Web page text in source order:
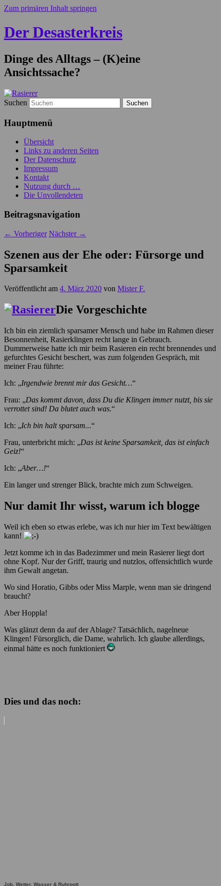
Zum primären Inhalt springen
Der Desasterkreis
Dinge des Alltags – (K)eine
Ansichtssache?
Suchen
Hauptmenü
Übersicht
Links zu anderen Seiten
Der Datenschutz
Impressum
Kontakt
Nutzung durch …
Die Unvollendeten
Beitragsnavigation
← Vorheriger Nächster →
Szenen aus der Ehe oder: Fürsorge und
Sparsamkeit
Veröffentlicht am 4. März 2020 von Mister F.
Die Vorgeschichte
Ich bin ein ziemlich sparsamer Mensch und habe im Rahmen dieser
Besonnenheit, Rasierklingen recht lange in Gebrauch.
Dummerweise hatte ich mir beim Rasieren ein recht brennendes und
gefurchtes Gesicht beschert, was zum folgenden Gespräch, mit
meiner Frau führte:
Ich: „Irgendwie brennt mir das Gesicht…“
Frau: „Das kommt davon, dass Du die Klingen immer nutzt, bis sie
verrottet sind! Da blutet auch was.“
Ich: „Ich bin halt sparsam...“
Frau, unterbricht mich: „Das ist keine Sparsamkeit, das ist einfach
Geiz!“
Ich: „Aber…!“
Ein langer und strenger Blick, brachte mich zum Schweigen.
Nur damit Ihr wisst, warum ich blogge
Weil ich eben so etwas erlebe, was ich nur hier im Text bewältigen
kann!
Jetzt komme ich in das Badezimmer und mein Rasierer liegt dort
ohne Kopf. Nur der Griff, traurig und nutzlos, offensichtlich wurde
ihm Gewalt angetan.
Wo sind Horatio, Gibbs oder Miss Marple, wenn man sie dringend
braucht?
Aber Hoppla!
Was glänzt denn da auf der Ablage? Tatsächlich, nagelneue
Klingen! Fürsorglich, die Dame, wahrlich. Ich glaube allerdings,
einmal hätte es noch funktioniert
Dies und das noch:
Job, Wetter, Wasser & Ruhrpott